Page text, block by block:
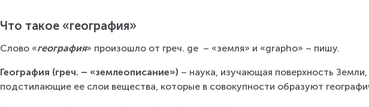
Что такое «география»
Слово «география» произошло от греч. ge  – «земля» и «grapho» – пишу.
География (греч. – «землеописание») – наука, изучающая поверхность
подстилающие ее слои вещества, которые в совокупности образуют